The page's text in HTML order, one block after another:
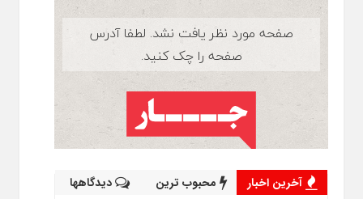
آخرین اخبار محبوب ترین دیدگاهها